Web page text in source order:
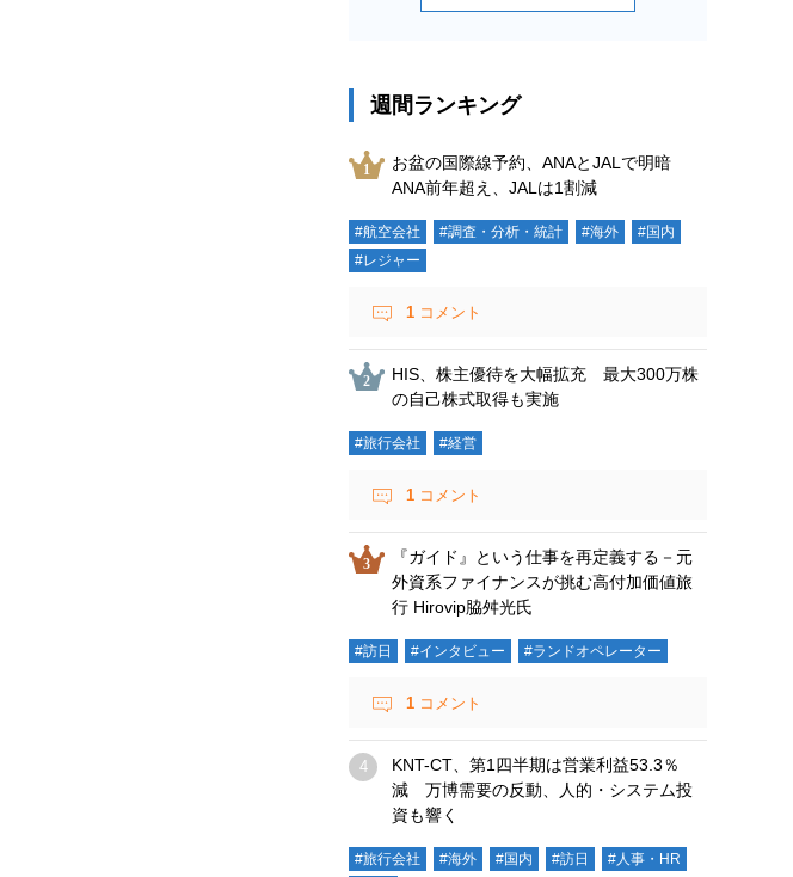
週間ランキング
お盆の国際線予約、ANAとJALで明暗
ANA前年超え、JALは1割減
#航空会社 #調査・分析・統計 #海外
#国内
#レジャー
1 コメント
HIS、株主優待を大幅拡充 最大300万株
の自己株式取得も実施
#旅行会社 #経営
1 コメント
『ガイド』という仕事を再定義する－元
外資系ファイナンスが挑む高付加価値旅
行 Hirovip脇舛光氏
#訪日 #インタビュー #ランドオペレーター
1 コメント
KNT-CT、第1四半期は営業利益53.3％
減 万博需要の反動、人的・システム投
資も響く
#旅行会社 #海外 #国内 #訪日 #人事・HR